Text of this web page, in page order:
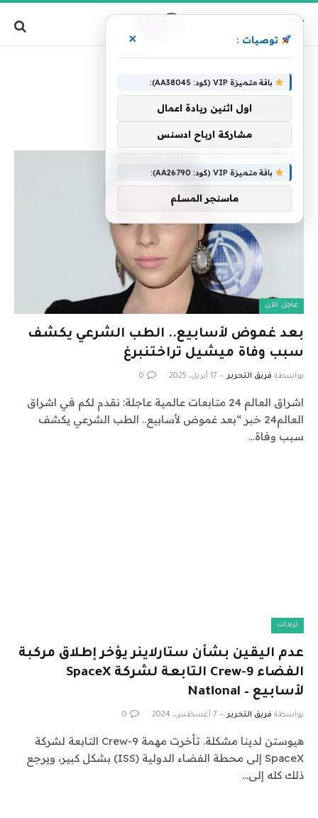
لأسابيع
عاجل الآن
بعد غموض لأسابيع.. الطب الشرعي يكشف
سبب وفاة ميشيل تراختنبرغ
بواسطة فريق التحرير 17 أبريل، 2025 0
اشراق العالم 24 متابعات عالمية عاجلة: نقدم لكم في اشراق
العالم24 خبر “بعد غموض لأسابيع.. الطب الشرعي يكشف
سبب وفاة…
ترندات
عدم اليقين بشأن ستارلاينر يؤخر إطلاق مركبة
الفضاء Crew-9 التابعة لشركة SpaceX
لأسابيع – National
بواسطة فريق التحرير 7 أغسطس، 2024 0
هيوستن لدينا مشكلة. تأخرت مهمة Crew-9 التابعة لشركة
SpaceX إلى محطة الفضاء الدولية (ISS) بشكل كبير، ويرجع
ذلك كله إلى…
توصيات : ×
باقة متميزة VIP (كود: AA38045):
اول اثنين ريادة اعمال
مشاركة ارباح ادسنس
باقة متميزة VIP (كود: AA26790):
ماسنجر المسلم